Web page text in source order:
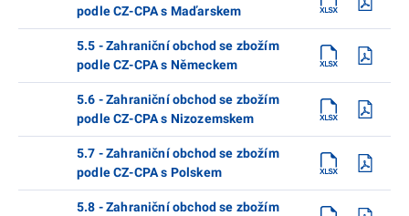
podle CZ-CPA s Maďarskem
5.5 - Zahraniční obchod se zbožím
podle CZ-CPA s Německem
5.6 - Zahraniční obchod se zbožím
podle CZ-CPA s Nizozemskem
5.7 - Zahraniční obchod se zbožím
podle CZ-CPA s Polskem
5.8 - Zahraniční obchod se zbožím